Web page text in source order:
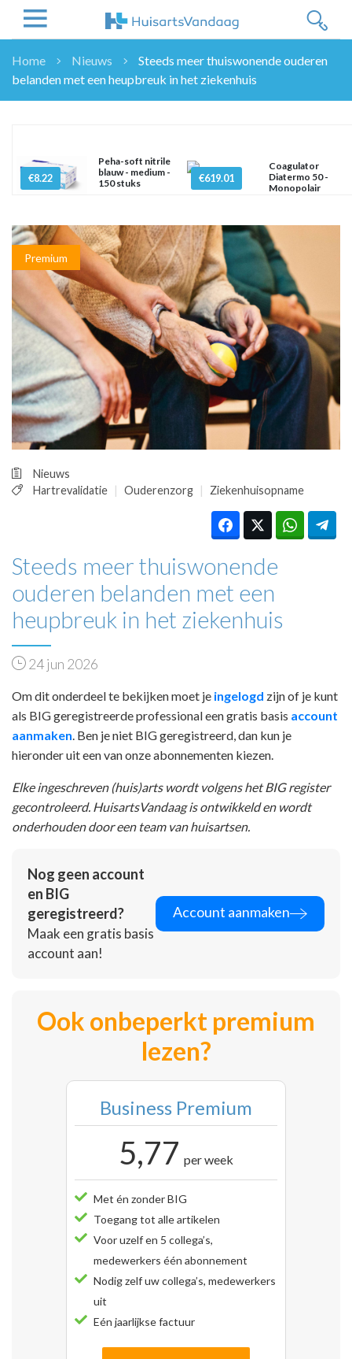
NIEUWS
WETENSCHAP
ZORGVERZEKERAARS
NASCHOLINGEN
DOSSIER
ENQUÊTES
NHG
LHV
OPINIE
HUISARTSENPOST
PRAKTIJKZAKEN
TARIEVEN
VPHUISARTSEN
MEDISCHE VAKHANDEL
REGISTRATIE
Home Nieuws
Steeds meer thuiswonende ouderen
belanden met een heupbreuk in het ziekenhuis
€8.22
Peha-soft nitrile
blauw - medium -
150 stuks
€619.01
Coagulator
Diatermo 50 -
Monopolair
Premium
Nieuws
Hartrevalidatie
Ouderenzorg Ziekenhuisopname
Steeds meer thuiswonende
ouderen belanden met een
heupbreuk in het ziekenhuis
24 jun 2026
Om dit onderdeel te bekijken moet je ingelogd zijn of je kunt
als BIG geregistreerde professional een gratis basis account
aanmaken . Ben je niet BIG geregistreerd, dan kun je
hieronder uit een van onze abonnementen kiezen.
Elke ingeschreven (huis)arts wordt volgens het BIG register
gecontroleerd. HuisartsVandaag is ontwikkeld en wordt
onderhouden door een team van huisartsen.
Nog geen account
en BIG
geregistreerd?
Maak een gratis basis
account aan!
Account aanmaken
Ook onbeperkt premium
lezen?
Business Premium
5,77 per week
Met én zonder BIG
Toegang tot alle artikelen
Voor uzelf en 5 collega’s,
medewerkers één abonnement
Nodig zelf uw collega’s, medewerkers
uit
Eén jaarlijkse factuur